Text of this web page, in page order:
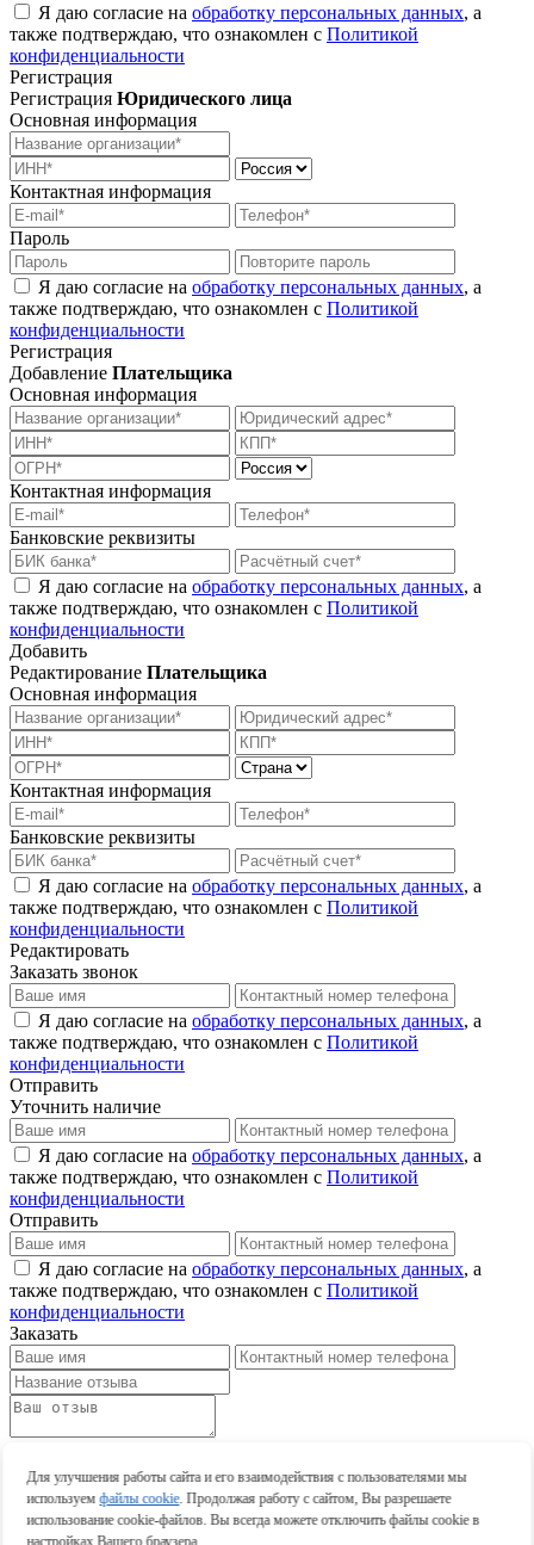
Я даю согласие на обработку персональных данных, а
также подтверждаю, что ознакомлен с Политикой
конфиденциальности
Регистрация
Регистрация Юридического лица
Основная информация
Контактная информация
Пароль
Я даю согласие на обработку персональных данных, а
также подтверждаю, что ознакомлен с Политикой
конфиденциальности
Регистрация
Добавление Плательщика
Основная информация
Контактная информация
Банковские реквизиты
Я даю согласие на обработку персональных данных, а
также подтверждаю, что ознакомлен с Политикой
конфиденциальности
Добавить
Редактирование Плательщика
Основная информация
Контактная информация
Банковские реквизиты
Я даю согласие на обработку персональных данных, а
также подтверждаю, что ознакомлен с Политикой
конфиденциальности
Редактировать
Заказать звонок
Я даю согласие на обработку персональных данных, а
также подтверждаю, что ознакомлен с Политикой
конфиденциальности
Отправить
Уточнить наличие
Я даю согласие на обработку персональных данных, а
также подтверждаю, что ознакомлен с Политикой
конфиденциальности
Отправить
Я даю согласие на обработку персональных данных, а
также подтверждаю, что ознакомлен с Политикой
конфиденциальности
Заказать
Оставить отзыв
Для улучшения работы сайта и его взаимодействия с пользователями мы
используемфайлы cookie. Продолжая работу с сайтом, Вы разрешаете
использование cookie-файлов. Вы всегда можете отключить файлы cookie в
настройках Вашего браузера.